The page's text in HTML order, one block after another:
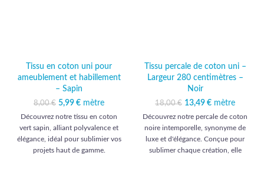
Tissu en coton uni pour
ameublement et habillement
– Sapin
8,00€ Le prix initial était :
5,99 € Le prix actuel
est : 5,99 €.
mètre
Découvrez notre tissu en coton
vert sapin, alliant polyvalence et
élégance, idéal pour sublimier vos
projets haut de gamme.
Tissu percale de coton uni –
Largeur 280 centimètres –
Noir
18,00€ Le prix initial était :
18,00 €.
13,49 €
Le prix
actuel est :
13,49 €.
mètre
Découvrez notre percale de coton
noire intemporelle, synonyme de
luxe et d'élégance. Conçue pour
sublimer chaque création, elle